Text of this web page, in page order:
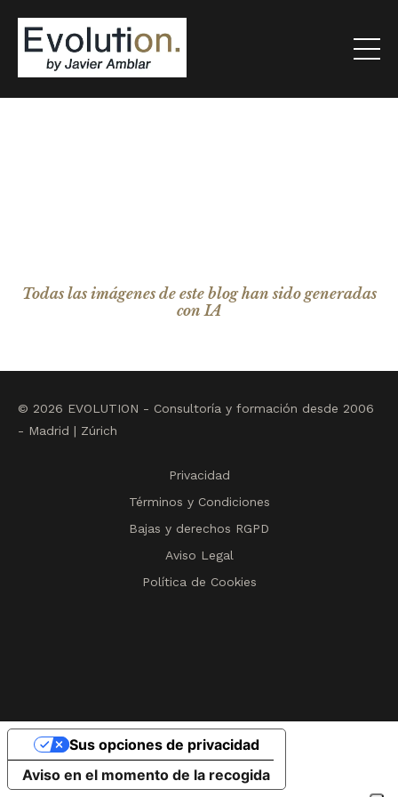
Todas las imágenes de este blog han sido generadas
con IA
© 2026 EVOLUTION - Consultoría y formación desde 2006
- Madrid | Zúrich
Privacidad
Términos y Condiciones
Bajas y derechos RGPD
Aviso Legal
Política de Cookies
Aviso en el momento de la recogida
Sus opciones de privacidad